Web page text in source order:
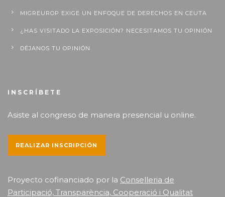
MIGREUROP EXIGE UN ENFOQUE DE DERECHOS EN CEUTA
¿HAS VISITADO LA EXPOSICIÓN? NECESITAMOS TU OPINIÓN
DÉJANOS TU OPINIÓN
INSCRÍBETE
Asiste al congreso de manera presencial u online.
REALIZAR INSCRIPCIÓN
Proyecto cofinanciado por la Conselleria de
Participació, Transparència, Cooperació i Qualitat